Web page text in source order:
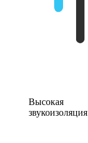
Высокая
звукоизоляция